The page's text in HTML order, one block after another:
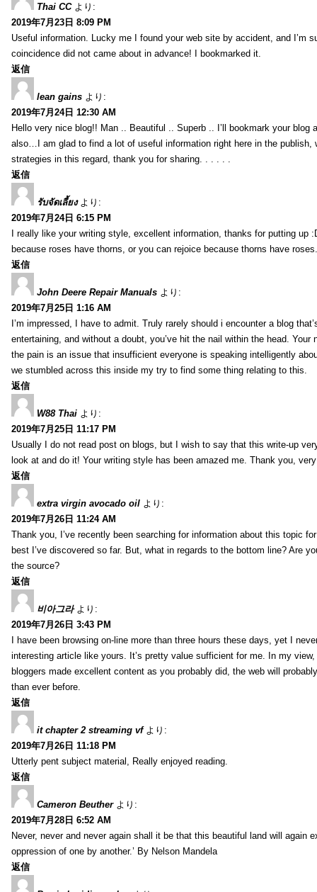
Thai CC より:
2019年7月23日 8:09 PM
Useful information. Lucky me I found your web site by accident, and I’m
coincidence did not came about in advance! I bookmarked it.
返信
lean gains より:
2019年7月24日 12:30 AM
Hello very nice blog!! Man .. Beautiful .. Superb .. I’ll bookmark your blog
also…I am glad to find a lot of useful information right here in the publish,
strategies in this regard, thank you for sharing. . . . . .
返信
รับจัดเลี้ยง より:
2019年7月24日 6:15 PM
I really like your writing style, excellent information, thanks for putting up
because roses have thorns, or you can rejoice because thorns have
返信
John Deere Repair Manuals より:
2019年7月25日 1:16 AM
I’m impressed, I have to admit. Truly rarely should i encounter a blog
entertaining, and without a doubt, you’ve hit the nail within the head. Your
the pain is an issue that insufficient everyone is speaking intelligently
we stumbled across this inside my try to find some thing relating to this.
返信
W88 Thai より:
2019年7月25日 11:17 PM
Usually I do not read post on blogs, but I wish to say that this write-up
look at and do it! Your writing style has been amazed me. Thank you,
返信
extra virgin avocado oil より:
2019年7月26日 11:24 AM
Thank you, I’ve recently been searching for information about this topic
best I’ve discovered so far. But, what in regards to the bottom line? Are
the source?
返信
비아그라 より:
2019年7月26日 3:43 PM
I have been browsing on-line more than three hours these days, yet I
interesting article like yours. It’s pretty value sufficient for me. In my
bloggers made excellent content as you probably did, the web will
than ever before.
返信
it chapter 2 streaming vf より:
2019年7月26日 11:18 PM
Utterly pent subject material, Really enjoyed reading.
返信
Cameron Beuther より:
2019年7月28日 6:52 AM
Never, never and never again shall it be that this beautiful land will again
oppression of one by another.’ By Nelson Mandela
返信